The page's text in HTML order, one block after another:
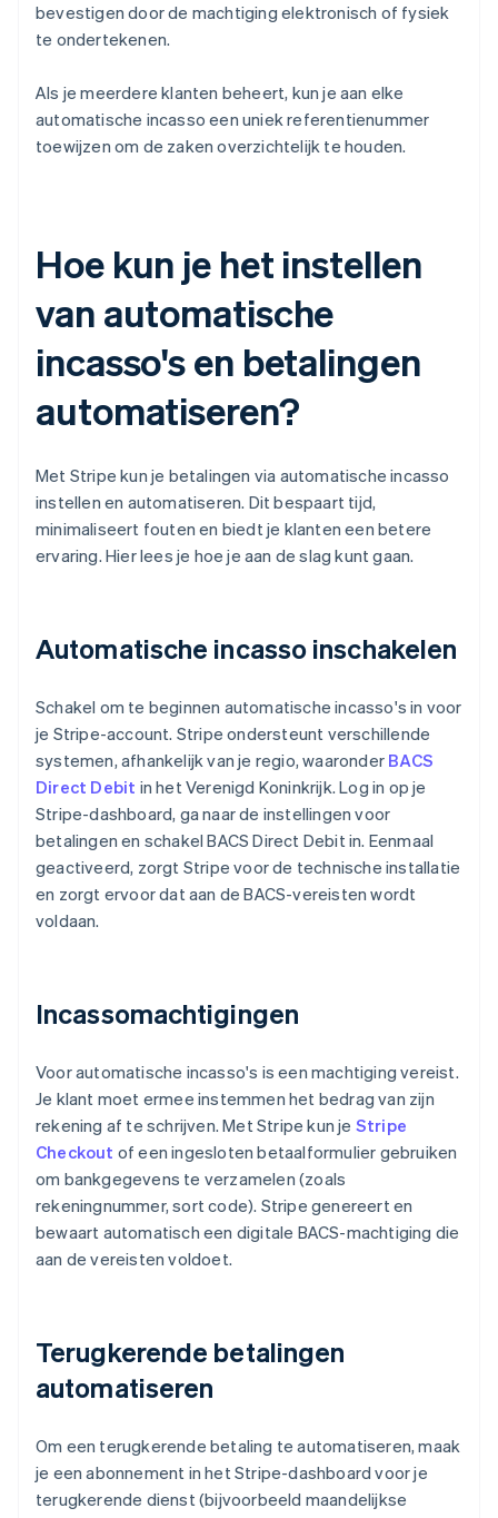
bevestigen door de machtiging elektronisch of fysiek
te ondertekenen.
Als je meerdere klanten beheert, kun je aan elke
automatische incasso een uniek referentienummer
toewijzen om de zaken overzichtelijk te houden.
Hoe kun je het instellen
van automatische
incasso's en betalingen
automatiseren?
Met Stripe kun je betalingen via automatische incasso
instellen en automatiseren. Dit bespaart tijd,
minimaliseert fouten en biedt je klanten een betere
ervaring. Hier lees je hoe je aan de slag kunt gaan.
Automatische incasso inschakelen
Schakel om te beginnen automatische incasso's in voor
je Stripe-account. Stripe ondersteunt verschillende
systemen, afhankelijk van je regio, waaronder BACS
Direct Debit in het Verenigd Koninkrijk. Log in op je
Stripe-dashboard, ga naar de instellingen voor
betalingen en schakel BACS Direct Debit in. Eenmaal
geactiveerd, zorgt Stripe voor de technische installatie
en zorgt ervoor dat aan de BACS-vereisten wordt
voldaan.
Incassomachtigingen
Voor automatische incasso's is een machtiging vereist.
Je klant moet ermee instemmen het bedrag van zijn
rekening af te schrijven. Met Stripe kun je Stripe
Checkout of een ingesloten betaalformulier gebruiken
om bankgegevens te verzamelen (zoals
rekeningnummer, sort code). Stripe genereert en
bewaart automatisch een digitale BACS-machtiging die
aan de vereisten voldoet.
Terugkerende betalingen
automatiseren
Om een terugkerende betaling te automatiseren, maak
je een abonnement in het Stripe-dashboard voor je
terugkerende dienst (bijvoorbeeld maandelijkse